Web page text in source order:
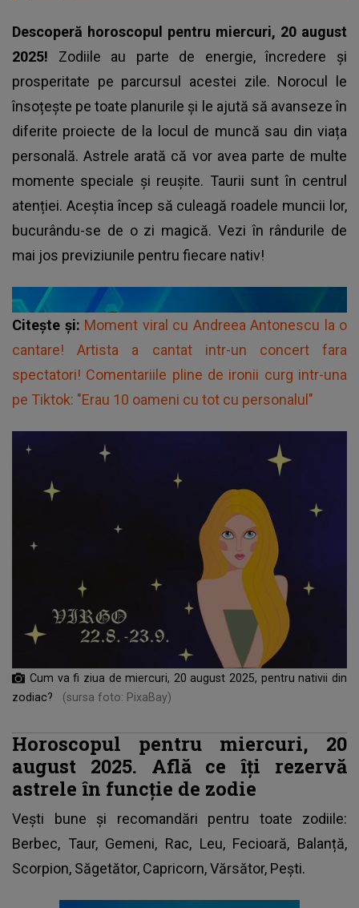
Descoperă horoscopul pentru miercuri, 20 august
2025! Zodiile au parte de energie, încredere și
prosperitate pe parcursul acestei zile. Norocul le
însoțește pe toate planurile și le ajută să avanseze în
diferite proiecte de la locul de muncă sau din viața
personală. Astrele arată că vor avea parte de multe
momente speciale și reușite. Taurii sunt în centrul
atenției. Aceștia încep să culeagă roadele muncii lor,
bucurându-se de o zi magică. Vezi în rândurile de
mai jos previziunile pentru fiecare nativ!
Citește și: Moment viral cu Andreea Antonescu la o
cantare! Artista a cantat intr-un concert fara
spectatori! Comentariile pline de ironii curg intr-una
pe Tiktok: "Erau 10 oameni cu tot cu personalul"
Cum va fi ziua de miercuri, 20 august 2025, pentru nativii din
zodiac?
(sursa foto: PixaBay)
Horoscopul pentru miercuri, 20
august 2025. Află ce îți rezervă
astrele în funcție de zodie
Vești bune și recomandări pentru toate zodiile:
Berbec, Taur, Gemeni, Rac, Leu, Fecioară, Balanță,
Scorpion, Săgetător, Capricorn, Vărsător, Pești.